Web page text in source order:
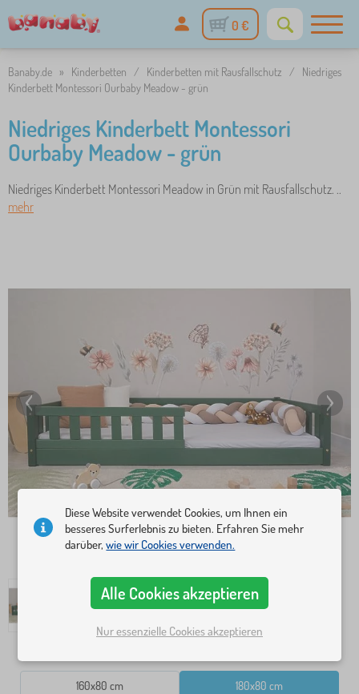
0 €
Banaby.de » Kinderbetten / Kinderbetten mit Rausfallschutz /
Niedriges
Kinderbett Montessori Ourbaby Meadow - grün
Niedriges Kinderbett Montessori
Ourbaby Meadow - grün
Niedriges Kinderbett Montessori Meadow in Grün mit Rausfallschutz. ..
mehr
160x80 cm 180x80 cm
Diese Website verwendet Cookies, um Ihnen ein
besseres Surferlebnis zu bieten. Erfahren Sie mehr
darüber,wie wir Cookies verwenden.
Alle Cookies akzeptieren
Nur essenzielle Cookies akzeptieren